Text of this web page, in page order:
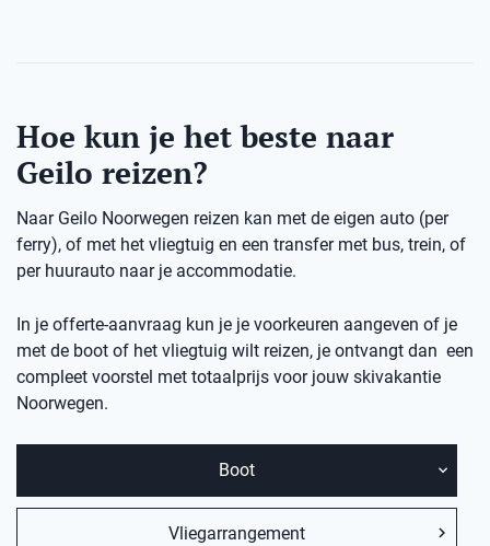
Hoe kun je het beste naar
Geilo reizen?
Naar Geilo Noorwegen reizen kan met de eigen auto (per
ferry), of met het vliegtuig en een transfer met bus, trein, of
per huurauto naar je accommodatie.
In je offerte-aanvraag kun je je voorkeuren aangeven of je
met de boot of het vliegtuig wilt reizen, je ontvangt dan een
compleet voorstel met totaalprijs voor jouw skivakantie
Noorwegen.
Boot
Vliegarrangement